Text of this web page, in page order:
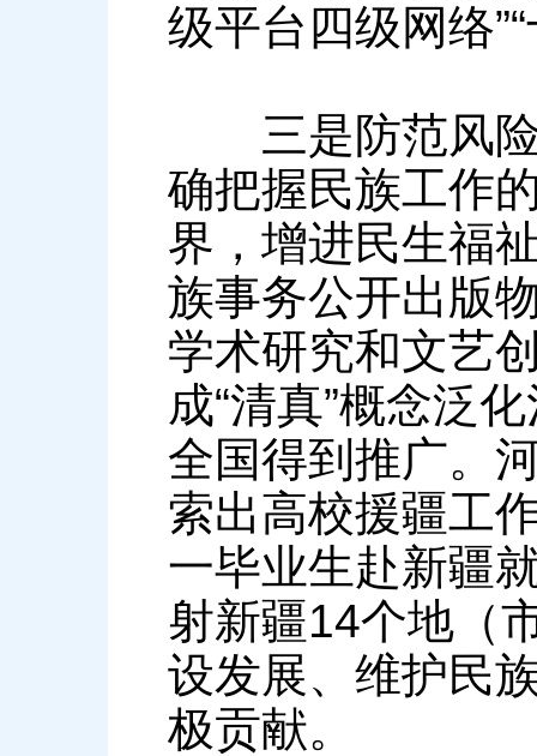
级平台四级网络
三是防范风险
确把握民族工作
界，增进民生福
族事务公开出版
学术研究和文艺
成“清真”概念泛
全国得到推广。
索出高校援疆工
一毕业生赴新疆
射新疆14个地（
设发展、维护民
极贡献。